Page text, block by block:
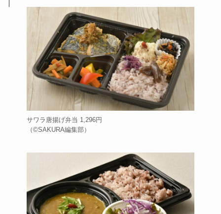
サワラ唐揚げ弁当 1,296円
（©️SAKURA編集部）